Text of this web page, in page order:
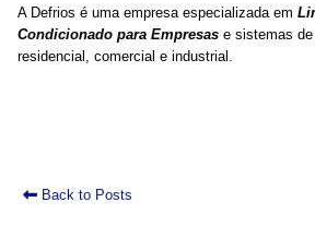
A Defrios é uma empresa especializada em
Condicionado para Empresas e sistemas
residencial, comercial e industrial.
Back to Posts